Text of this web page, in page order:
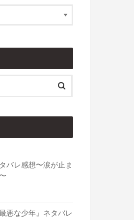
バレ感想〜涙が止ま
悪な少年』ネタバレ